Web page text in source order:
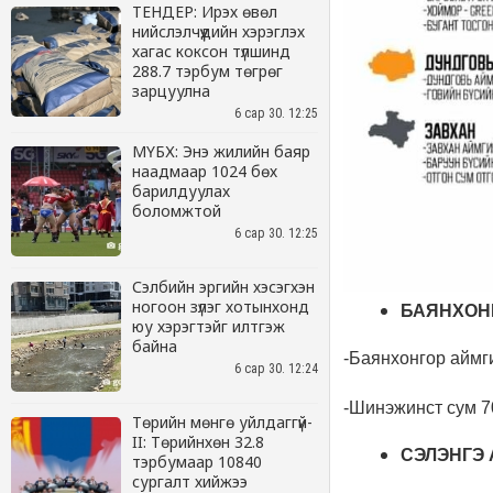
ТЕНДЕР: Ирэх өвөл
нийслэлчүүдийн хэрэглэх
хагас коксон түлшинд
288.7 тэрбум төгрөг
зарцуулна
6 сар 30. 12:25
МҮБХ: Энэ жилийн баяр
наадмаар 1024 бөх
барилдуулах
боломжтой
6 сар 30. 12:25
Сэлбийн эргийн хэсэгхэн
ногоон зүлэг хотынхонд
юу хэрэгтэйг илтгэж
байна
6 сар 30. 12:24
Төрийн мөнгө уйлдаггүй-
II: Төрийнхөн 32.8
тэрбумаар 10840
сургалт хийжээ